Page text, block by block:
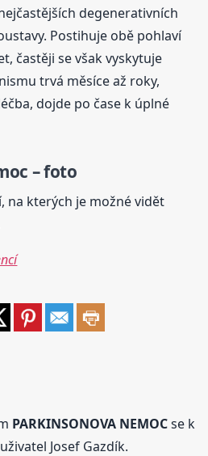
degenerativních
Postihuje obě pohlaví
častěji se však vyskytuje
trvá měsíce až roky,
dojde po čase k úplné
– foto
na kterých je možné vidět
PARKINSONOVA NEMOCse k
Josef Gazdík.